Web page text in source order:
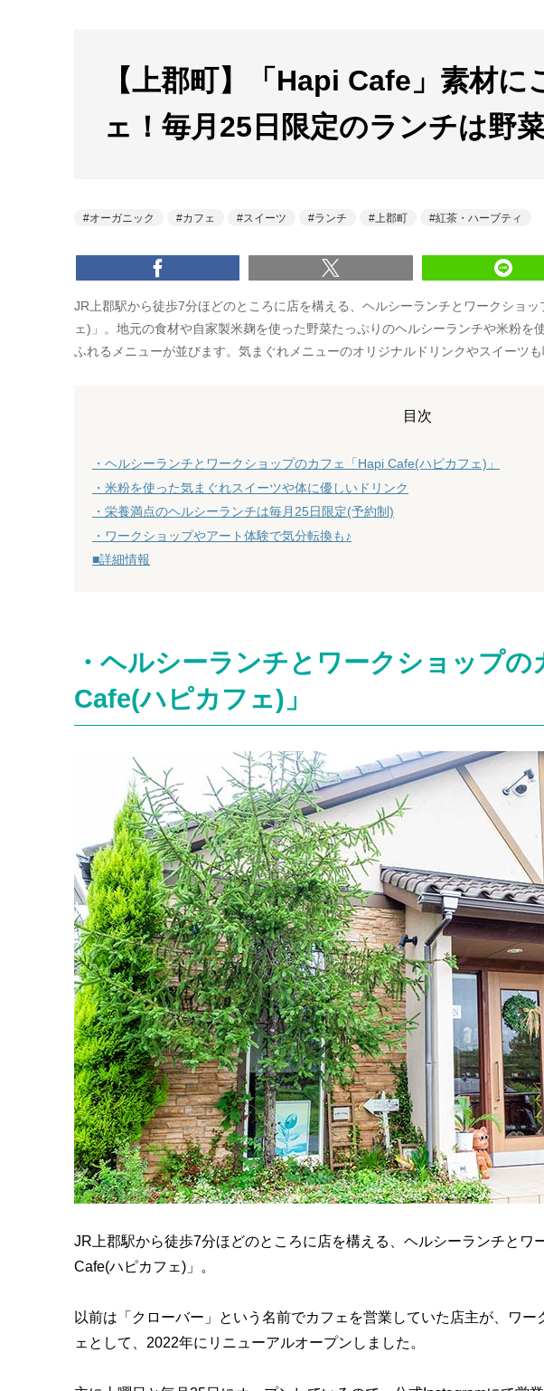
【上郡町】「Hapi Cafe」素材に
ェ！毎月25日限定のランチは野
オーガニック カフェ スイーツ ランチ 上郡町 紅茶・ハーブティ
JR上郡駅から徒歩7分ほどのところに店を構える、ヘルシーランチとワークショ
ェ)」。地元の食材や自家製米麹を使った野菜たっぷりのヘルシーランチや米粉を
ふれるメニューが並びます。気まぐれメニューのオリジナルドリンクやスイーツも
目次
・ヘルシーランチとワークショップのカフェ「Hapi Cafe(ハピカフェ)」
・米粉を使った気まぐれスイーツや体に優しいドリンク
・栄養満点のヘルシーランチは毎月25日限定(予約制)
・ワークショップやアート体験で気分転換も♪
■詳細情報
・ヘルシーランチとワークショップの
Cafe(ハピカフェ)」
JR上郡駅から徒歩7分ほどのところに店を構える、ヘルシーランチとワ
Cafe(ハピカフェ)」。
以前は「クローバー」という名前でカフェを営業していた店主が、ワー
ェとして、2022年にリニューアルオープンしました。